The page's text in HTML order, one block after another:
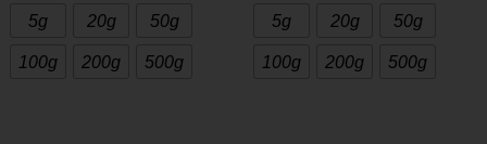
5g 20g 50g
100g 200g 500g
5g 20g 50g
100g 200g 500g